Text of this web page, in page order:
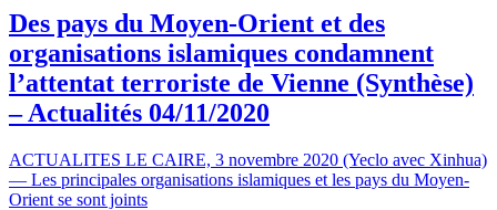
Des pays du Moyen-Orient et des
organisations islamiques condamnent
l’attentat terroriste de Vienne (Synthèse)
– Actualités 04/11/2020
ACTUALITES LE CAIRE, 3 novembre 2020 (Yeclo avec Xinhua)
— Les principales organisations islamiques et les pays du Moyen-
Orient se sont joints